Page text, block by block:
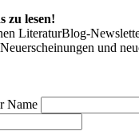
zu lesen!
LiteraturBlog-
und
Name